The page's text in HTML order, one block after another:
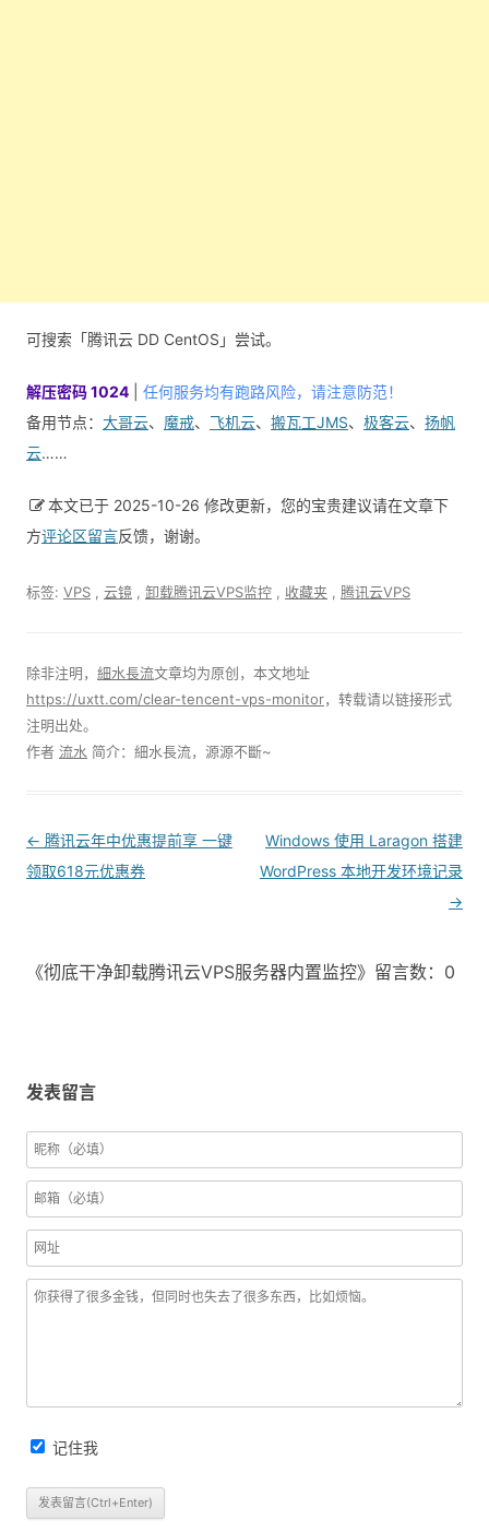
可搜索「腾讯云 DD CentOS」尝试。
解压密码 1024
任何服务均有跑路风险，请注意防范！
备用节点： 大哥云、 魔戒、 飞机云、 搬瓦工JMS、 极客云、 扬帆
云……
本文已于 2025-10-26 修改更新，您的宝贵建议请在文章下
方评论区留言反馈，谢谢。
标签: VPS 云镜 卸载腾讯云VPS监控 收藏夹 腾讯云VPS
除非注明， 細水長流文章均为原创，本文地址
https://uxtt.com/clear-tencent-vps-monitor，转载请以链接形式
注明出处。
作者 流水 简介：細水長流，源源不斷~
Post
navigation
← 腾讯云年中优惠提前享 一键
领取618元优惠券
Windows 使用 Laragon 搭建
WordPress 本地开发环境记录
→
《彻底干净卸载腾讯云VPS服务器内置监控》留言数：0
发表留言
记住我